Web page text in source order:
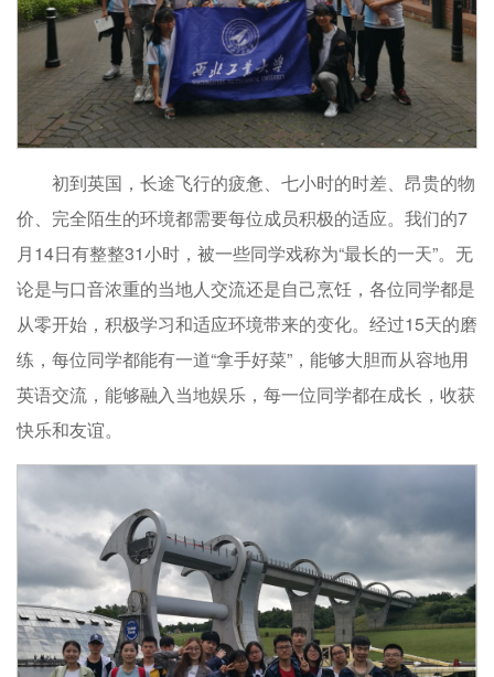
初到英国，长途飞行的疲惫、七小时的时差、昂贵的物
价、完全陌生的环境都需要每位成员积极的适应。我们的7
月14日有整整31小时，被一些同学戏称为“最长的一天”。无
论是与口音浓重的当地人交流还是自己烹饪，各位同学都是
从零开始，积极学习和适应环境带来的变化。经过15天的磨
练，每位同学都能有一道“拿手好菜”，能够大胆而从容地用
英语交流，能够融入当地娱乐，每一位同学都在成长，收获
快乐和友谊。